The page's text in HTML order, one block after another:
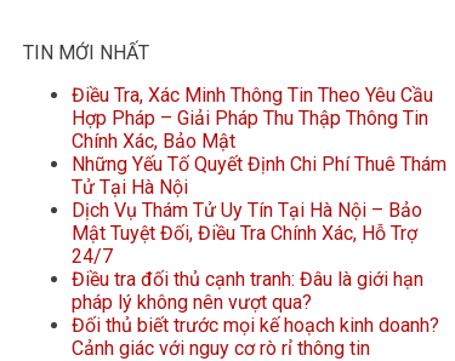
TIN MỚI NHẤT
Điều Tra, Xác Minh Thông Tin Theo Yêu Cầu
Hợp Pháp – Giải Pháp Thu Thập Thông Tin
Chính Xác, Bảo Mật
Những Yếu Tố Quyết Định Chi Phí Thuê Thám
Tử Tại Hà Nội
Dịch Vụ Thám Tử Uy Tín Tại Hà Nội – Bảo
Mật Tuyệt Đối, Điều Tra Chính Xác, Hỗ Trợ
24/7
Điều tra đối thủ cạnh tranh: Đâu là giới hạn
pháp lý không nên vượt qua?
Đối thủ biết trước mọi kế hoạch kinh doanh?
Cảnh giác với nguy cơ rò rỉ thông tin